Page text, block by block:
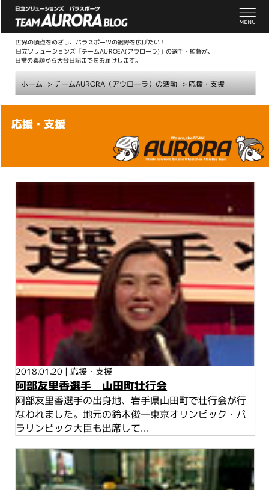
世界の頂点をめざし、パラスポーツの裾野を広げたい！
日立ソリューションズ「チームAUROEA(アウローラ)」の選手・監督が、
日常の素顔から大会日記までをお届けします。
ホーム > チームAURORA（アウローラ）の活動 >応援・支援
本
応援・支援
2018.01.20 |応援・支援
阿部友里香選手 山田町壮行会
阿部友里香選手の出身地、岩手県山田町で壮行会が行
なわれました。地元の鈴木俊一東京オリンピック・パ
ラリンピック大臣も出席して...